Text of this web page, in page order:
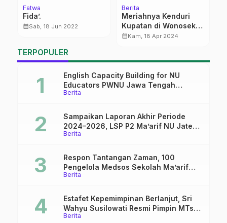
Fatwa
Fida’.
calendar_monthSab, 18 Jun 2022
Berita
Meriahnya Kenduri
Kupatan di Wonosekar
Gembong
calendar_monthKam, 18 Apr 2024
TERPOPULER
Berita
English Capacity Building for NU
Educators PWNU Jawa Tengah
Batch#4; Membuka Jalan Menuju
Berita
Sampaikan Laporan Akhir Periode
2024–2026, LSP P2 Ma’arif NU Jateng
Mantapkan Sinergi Link and Match
Berita
Respon Tantangan Zaman, 100
Pengelola Medsos Sekolah Ma’arif
Pekalongan Ikuti Pelatihan Literasi
Berita
Estafet Kepemimpinan Berlanjut, Sri
Wahyu Susilowati Resmi Pimpin MTs
Ma’arif Sapuran